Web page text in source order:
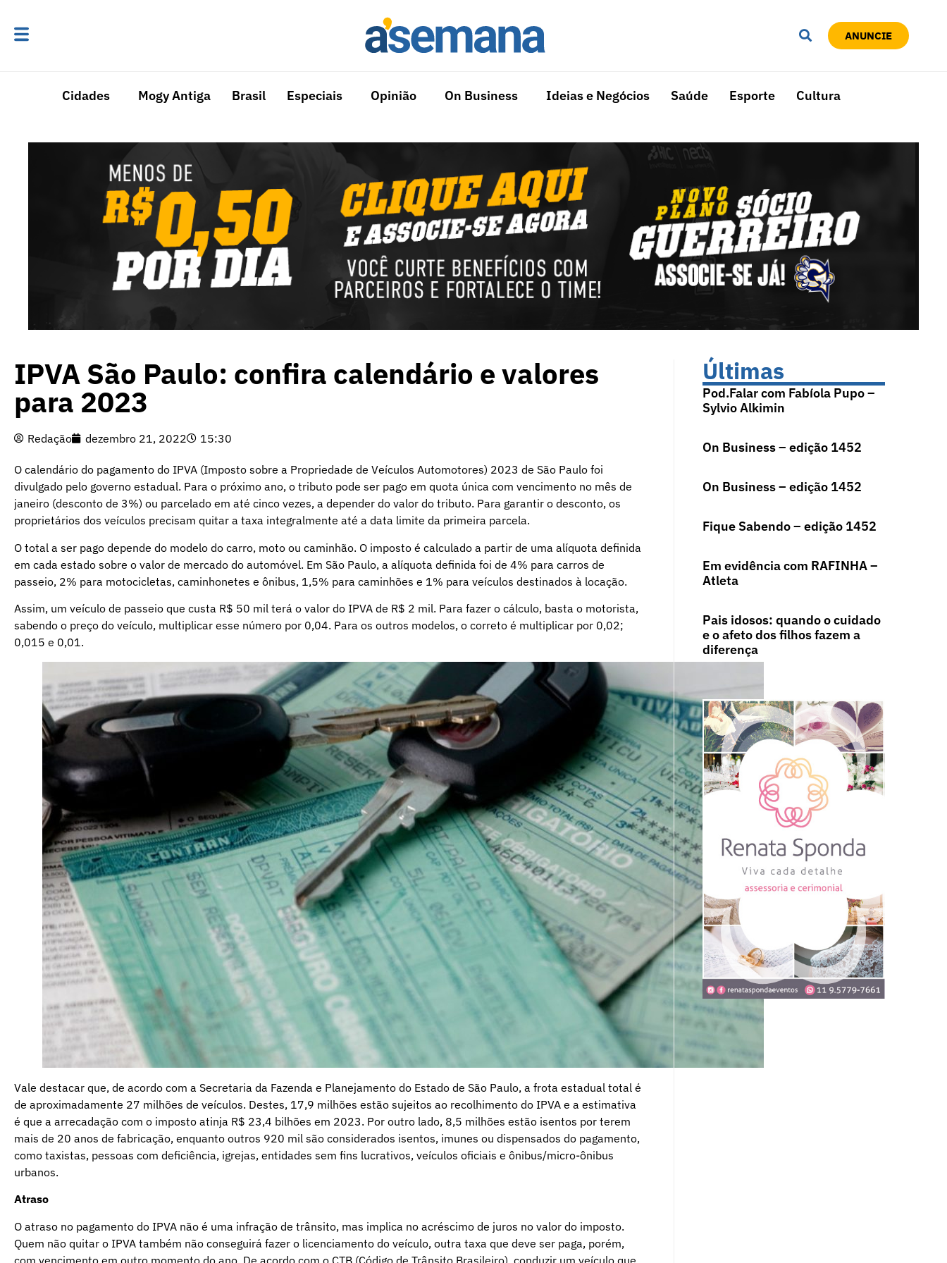
ANUNCIE
Cidades Mogy Antiga Brasil Especiais Opinião On Business Ideias e Negócios Saúde Esporte Cultura
IPVA São Paulo: confira calendário e valores
para 2023
Redação dezembro 21, 2022 15:30
O calendário do pagamento do IPVA (Imposto sobre a Propriedade de Veículos Automotores) 2023 de São Paulo foi
divulgado pelo governo estadual. Para o próximo ano, o tributo pode ser pago em quota única com vencimento no mês de
janeiro (desconto de 3%) ou parcelado em até cinco vezes, a depender do valor do tributo. Para garantir o desconto, os
proprietários dos veículos precisam quitar a taxa integralmente até a data limite da primeira parcela.
O total a ser pago depende do modelo do carro, moto ou caminhão. O imposto é calculado a partir de uma alíquota definida
em cada estado sobre o valor de mercado do automóvel. Em São Paulo, a alíquota definida foi de 4% para carros de
passeio, 2% para motocicletas, caminhonetes e ônibus, 1,5% para caminhões e 1% para veículos destinados à locação.
Assim, um veículo de passeio que custa R$ 50 mil terá o valor do IPVA de R$ 2 mil. Para fazer o cálculo, basta o motorista,
sabendo o preço do veículo, multiplicar esse número por 0,04. Para os outros modelos, o correto é multiplicar por 0,02;
0,015 e 0,01.
Vale destacar que, de acordo com a Secretaria da Fazenda e Planejamento do Estado de São Paulo, a frota estadual total é
de aproximadamente 27 milhões de veículos. Destes, 17,9 milhões estão sujeitos ao recolhimento do IPVA e a estimativa
é que a arrecadação com o imposto atinja R$ 23,4 bilhões em 2023. Por outro lado, 8,5 milhões estão isentos por terem
mais de 20 anos de fabricação, enquanto outros 920 mil são considerados isentos, imunes ou dispensados do pagamento,
como taxistas, pessoas com deficiência, igrejas, entidades sem fins lucrativos, veículos oficiais e ônibus/micro-ônibus
urbanos.
Atraso
O atraso no pagamento do IPVA não é uma infração de trânsito, mas implica no acréscimo de juros no valor do imposto.
Quem não quitar o IPVA também não conseguirá fazer o licenciamento do veículo, outra taxa que deve ser paga, porém,
com vencimento em outro momento do ano. De acordo com o CTB (Código de Trânsito Brasileiro), conduzir um veículo que
Últimas
Pod.Falar com Fabíola Pupo –
Sylvio Alkimin
On Business – edição 1452
On Business – edição 1452
Fique Sabendo – edição 1452
Em evidência com RAFINHA –
Atleta
Pais idosos: quando o cuidado
e o afeto dos filhos fazem a
diferença